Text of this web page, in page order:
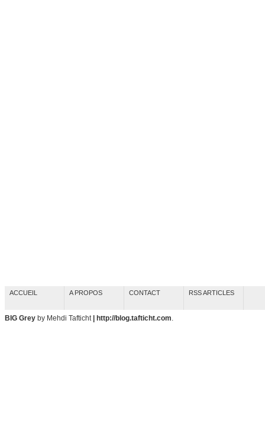
ACCUEIL A PROPOS CONTACT RSS ARTICLES
BIG Grey by Mehdi Tafticht | http://blog.tafticht.com.